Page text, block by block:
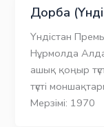
Дорба
Үндістан
Нұрмолда
ашық қоңыр
түсті
Мерзімі: 1970